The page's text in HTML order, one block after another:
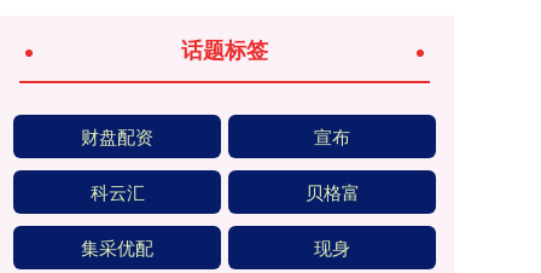
话题标签
财盘配资 宣布
科云汇 贝格富
集采优配 现身